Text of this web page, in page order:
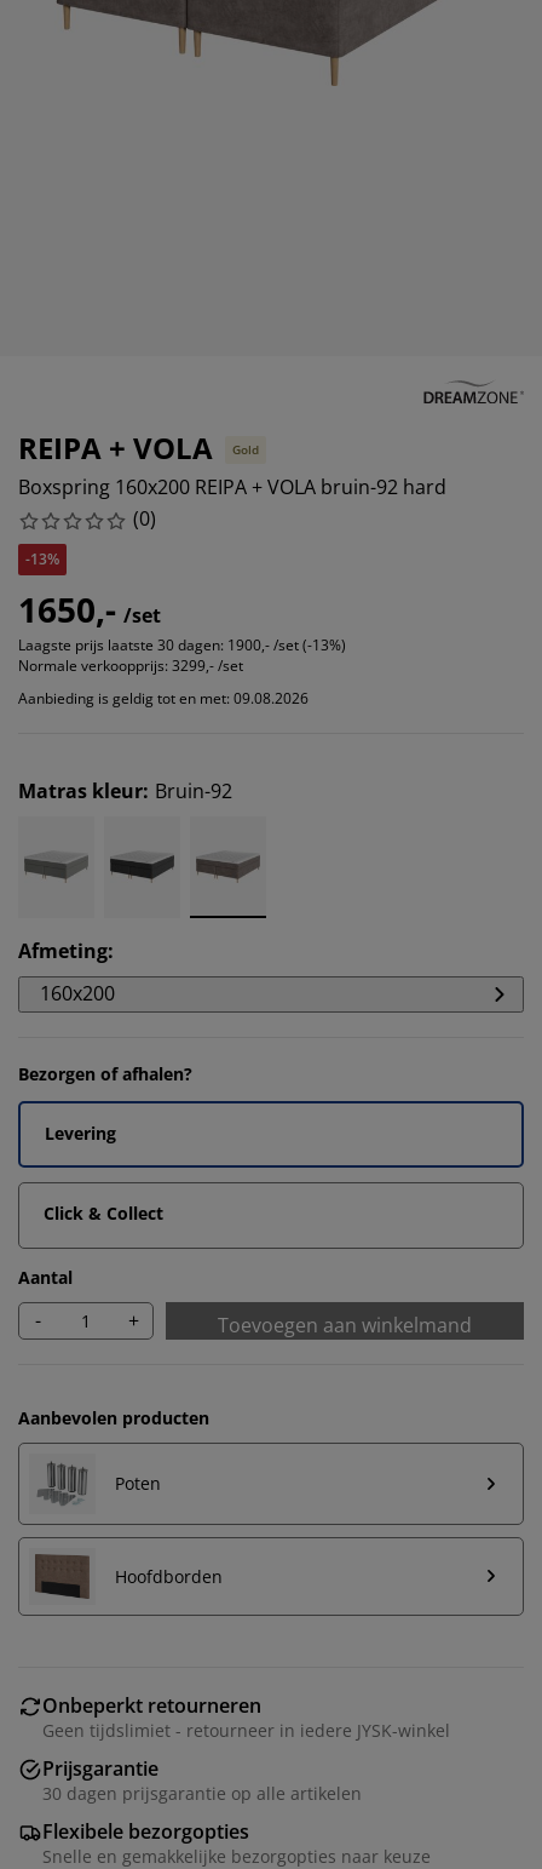
en accessoires
REIPA + VOLA Gold
Boxspring 160x200 REIPA + VOLA bruin-92 hard
(0)
-13%
1650,- /set
Laagste prijs laatste 30 dagen: 1900,- /set (-13%)
Normale verkoopprijs: 3299,- /set
Aanbieding is geldig tot en met: 09.08.2026
Matras kleur: Bruin-92
Afmeting:
160x200
Bezorgen of afhalen?
Levering
Click & Collect
Aantal
- + Toevoegen aan winkelmand
Aanbevolen producten
Poten
Hoofdborden
Onbeperkt retourneren
Geen tijdslimiet - retourneer in iedere JYSK-winkel
Prijsgarantie
30 dagen prijsgarantie op alle artikelen
Flexibele bezorgopties
Snelle en gemakkelijke bezorgopties naar keuze